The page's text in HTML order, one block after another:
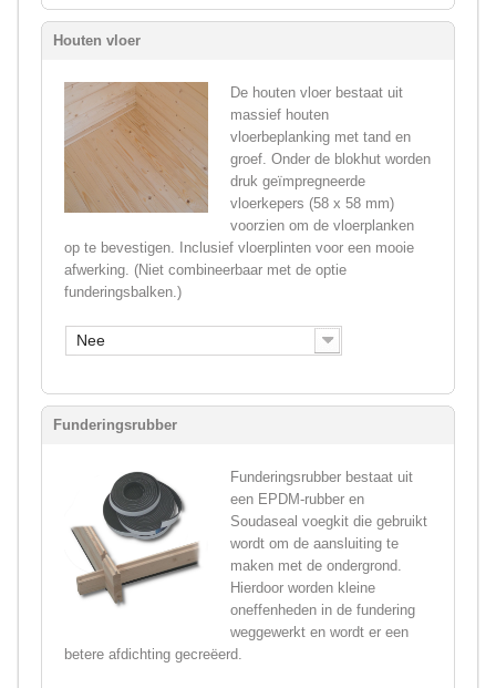
Houten vloer
De houten vloer bestaat uit
massief houten
vloerbeplanking met tand en
groef. Onder de blokhut worden
druk geïmpregneerde
vloerkepers (58 x 58 mm)
voorzien om de vloerplanken
op te bevestigen. Inclusief vloerplinten voor een mooie
afwerking. (Niet combineerbaar met de optie
funderingsbalken.)
Nee
Funderingsrubber
Funderingsrubber bestaat uit
een EPDM-rubber en
Soudaseal voegkit die gebruikt
wordt om de aansluiting te
maken met de ondergrond.
Hierdoor worden kleine
oneffenheden in de fundering
weggewerkt en wordt er een
betere afdichting gecreëerd.